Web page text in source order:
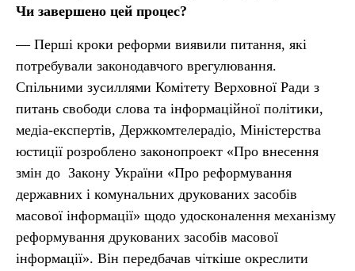
Чи завершено цей процес?
— Перші кроки реформи виявили питання, які
потребували законодавчого врегулювання.
Спільними зусиллями Комітету Верховної Ради з
питань свободи слова та інформаційної політики,
медіа-експертів, Держкомтелерадіо, Міністерства
юстиції розроблено законопроект «Про внесення
змін до Закону України «Про реформування
державних і комунальних друкованих засобів
масової інформації» щодо удосконалення механізму
реформування друкованих засобів масової
інформації». Він передбачав чіткіше окреслити